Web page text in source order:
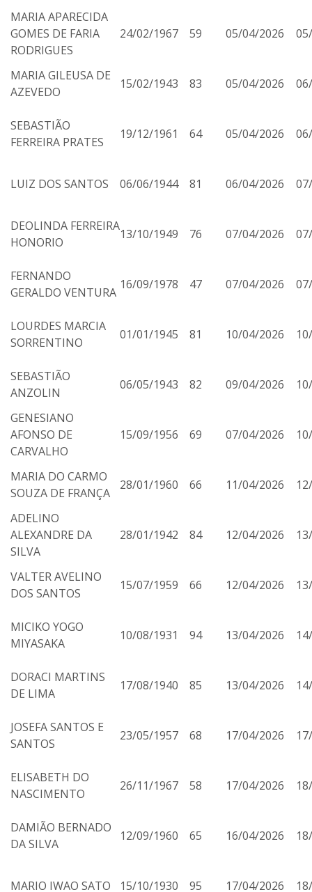
MARIA APARECIDA
GOMES DE FARIA
RODRIGUES
24/02/1967 59 05/04/2026
MARIA GILEUSA DE
AZEVEDO
15/02/1943 83 05/04/2026
SEBASTIÃO
FERREIRA PRATES
19/12/1961 64 05/04/2026
LUIZ DOS SANTOS 06/06/1944 81 06/04/2026
DEOLINDA FERREIRA
HONORIO
13/10/1949 76 07/04/2026
FERNANDO
GERALDO VENTURA
16/09/1978 47 07/04/2026
LOURDES MARCIA
SORRENTINO
01/01/1945 81 10/04/2026
SEBASTIÃO
ANZOLIN
06/05/1943 82 09/04/2026
GENESIANO
AFONSO DE
CARVALHO
15/09/1956 69 07/04/2026
MARIA DO CARMO
SOUZA DE FRANÇA
28/01/1960 66 11/04/2026
ADELINO
ALEXANDRE DA
SILVA
28/01/1942 84 12/04/2026
VALTER AVELINO
DOS SANTOS
15/07/1959 66 12/04/2026
MICIKO YOGO
MIYASAKA
10/08/1931 94 13/04/2026
DORACI MARTINS
DE LIMA
17/08/1940 85 13/04/2026
JOSEFA SANTOS E
SANTOS
23/05/1957 68 17/04/2026
ELISABETH DO
NASCIMENTO
26/11/1967 58 17/04/2026
DAMIÃO BERNADO
DA SILVA
12/09/1960 65 16/04/2026
MARIO IWAO SATO 15/10/1930 95 17/04/2026